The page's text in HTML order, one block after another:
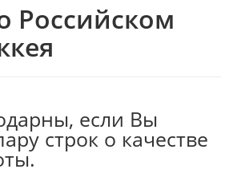
Российском
если Вы
строк о качестве